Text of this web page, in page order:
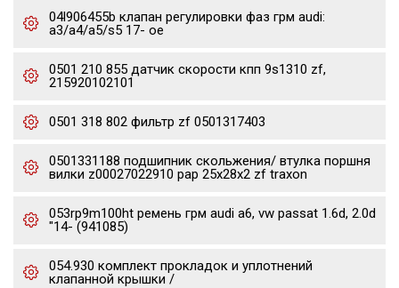
04l906455b клапан регулировки фаз грм audi:
a3/a4/a5/s5 17- oe
0501 210 855 датчик скорости кпп 9s1310 zf,
215920102101
0501 318 802 фильтр zf 0501317403
0501331188 подшипник скольжения/ втулка поршня
вилки z00027022910 pap 25x28x2 zf traxon
053rp9m100ht ремень грм audi a6, vw passat 1.6d, 2.0d
"14- (941085)
054.930 комплект прокладок и уплотнений
клапанной крышки /